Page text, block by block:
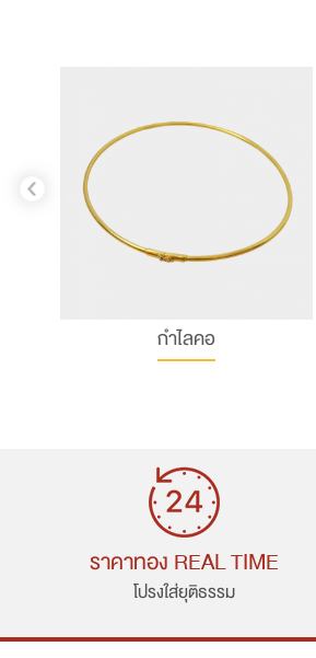
กำไลคอ
ราคาทอง REAL TIME
โปรงใส่ยุติธรรม